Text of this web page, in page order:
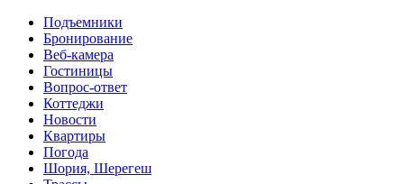
Перейти к основному содержанию
Подъемники
Бронирование
Веб-камера
Гостиницы
Вопрос-ответ
Коттеджи
Новости
Квартиры
Погода
Шория, Шерегеш